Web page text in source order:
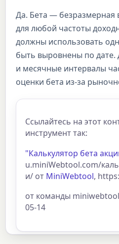
Да. Бета — безразмерная
для любой частоты
должны использовать
быть выровнены по
и месячные интервалы
оценки бета из-за
Ссылайтесь на этот
инструмент так:
"Калькулятор бета
u.miniWebtool.com/
и/ от MiniWebtool,
от команды
05-14